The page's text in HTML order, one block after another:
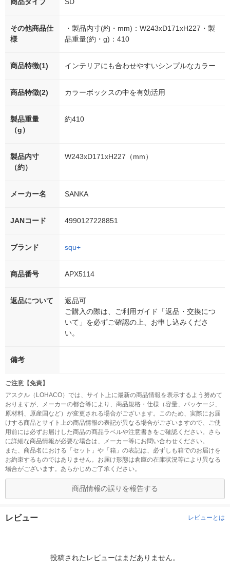
商品タイプ SD
その他商品仕
様
・製品内寸(約・mm)：W243xD171xH227・製
品重量(約・g)：410
商品特徴(1) インテリアにも合わせやすいシンプルなカラー
商品特徴(2) カラーボックスの中を有効活用
製品重量
（g）
約410
製品内寸
（約）
W243xD171xH227（mm）
メーカー名 SANKA
JANコード 4990127228851
ブランド squ+
商品番号 APX5114
返品について
返品可
ご購入の際は、ご利用ガイド「返品・交換につ
いて」を必ずご確認の上、お申し込みくださ
い。
備考
ご注意【免責】
アスクル（LOHACO）では、サイト上に最新の商品情報を表示するよう努めて
おりますが、メーカーの都合等により、商品規格・仕様（容量、パッケージ、
原材料、原産国など）が変更される場合がございます。このため、実際にお届
けする商品とサイト上の商品情報の表記が異なる場合がございますので、ご使
用前には必ずお届けした商品の商品ラベルや注意書きをご確認ください。さら
に詳細な商品情報が必要な場合は、メーカー等にお問い合わせください。
また、商品名における「セット」や「箱」の表記は、必ずしも箱でのお届けを
お約束するものではありません。お届け形態は倉庫の在庫状況等により異なる
場合がございます。あらかじめご了承ください。
商品情報の誤りを報告する
レビュー レビューとは
投稿されたレビューはまだありません。